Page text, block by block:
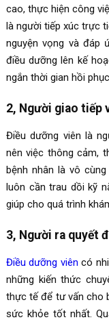
cao, thực hiện công
là người tiếp xúc trực
nguyện vọng và đáp
điều dưỡng lên kế
ngắn thời gian hồi
2, Người giao tiếp
Điều dưỡng viên là
nên việc thông cảm,
bệnh nhân là vô
luôn cần trau dồi kỹ
giúp cho quá trình
3, Người ra quyết
Điều dưỡng viên có
những kiến thức
thực tế để tư vấn cho
sức khỏe tốt nhất.